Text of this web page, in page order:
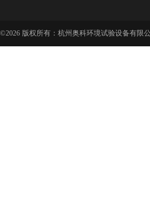
©2026 版权所有：杭州奥科环境试验设备有限